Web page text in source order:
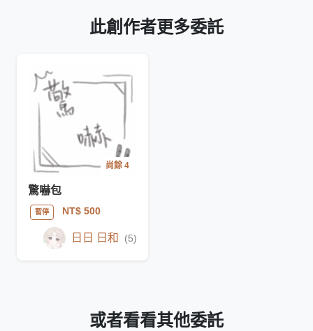
此創作者更多委託
尚餘 4
驚嚇包
暫停 NT$ 500
日日 日和 (5)
或者看看其他委託